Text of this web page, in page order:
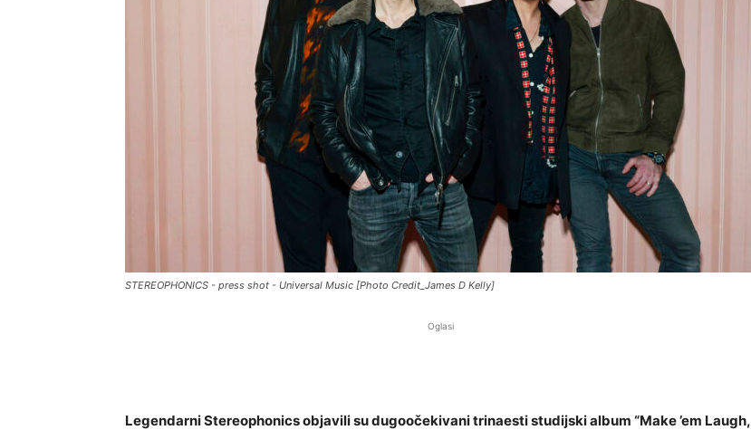
STEREOPHONICS - press shot - Universal Music [Photo Credit_James D Kelly]
Oglasi
Legendarni Stereophonics objavili su dugoočekivani trinaesti studijski album “Make ’em Laugh,